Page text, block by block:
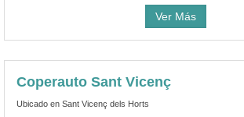
Ver Más
Coperauto Sant Vicenç
Ubicado en Sant Vicenç dels Horts